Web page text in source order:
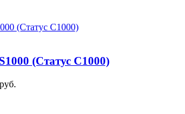
(Статус С1000)